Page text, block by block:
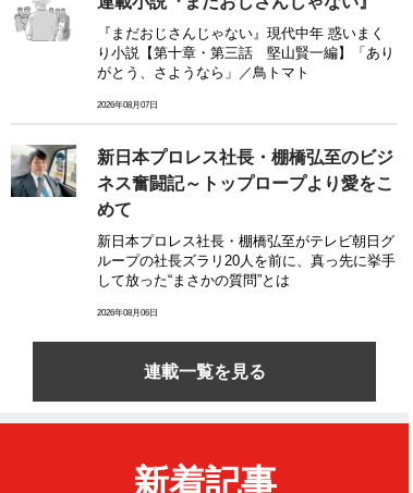
『まだおじさんじゃない』現代中年 惑いまく
り小説【第十章・第三話 堅山賢一編】「あり
がとう、さようなら」／鳥トマト
2026年08月07日
新日本プロレス社長・棚橋弘至のビジ
ネス奮闘記～トップロープより愛をこ
めて
新日本プロレス社長・棚橋弘至がテレビ朝日グ
ループの社長ズラリ20人を前に、真っ先に挙手
して放った“まさかの質問”とは
2026年08月06日
連載一覧を見る
新着記事